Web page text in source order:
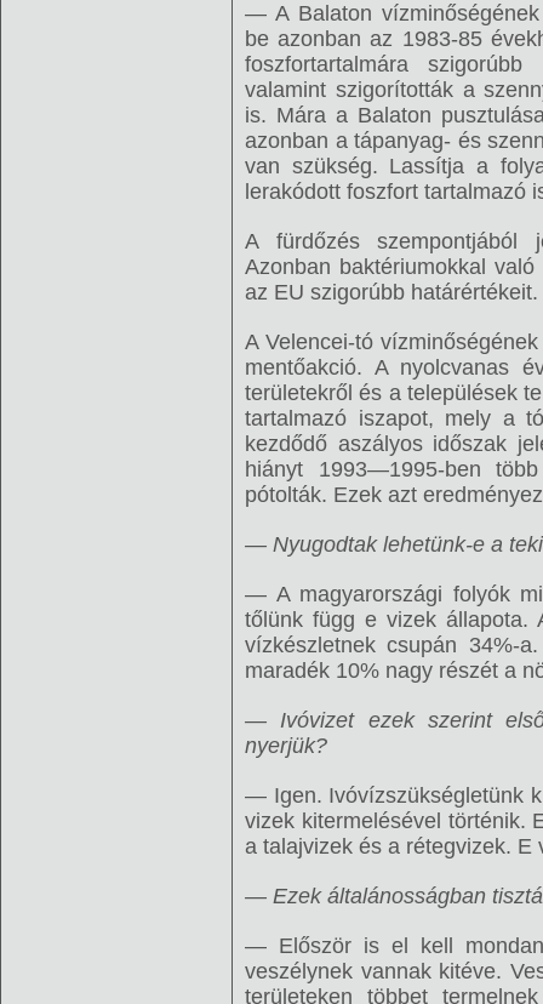
— A Balaton
be azonban az 1983-85
foszfortartalmára
valamint szigorították a
is. Mára a Balaton
azonban a tápanyag- és
van szükség. Lassítja a
lerakódott foszfort tartalmazó
A fürdőzés szempontjából
Azonban baktériumokkal
az EU szigorúbb határértékeit.
A Velencei-tó
mentőakció. A nyolcvanas
területekről és a települések
tartalmazó iszapot, mely a
kezdődő aszályos időszak
hiányt 1993—1995-ben
pótolták. Ezek azt
— Nyugodtak lehetünk-e a
— A magyarországi folyók
tőlünk függ e vizek állapota.
vízkészletnek csupán 34%-
maradék 10% nagy részét a
— Ivóvizet ezek szerint
nyerjük?
— Igen. Ivóvízszükségletünk
vizek kitermelésével történik.
a talajvizek és a rétegvizek. E
— Ezek általánosságban
— Először is el kell
veszélynek vannak kitéve.
területeken többet